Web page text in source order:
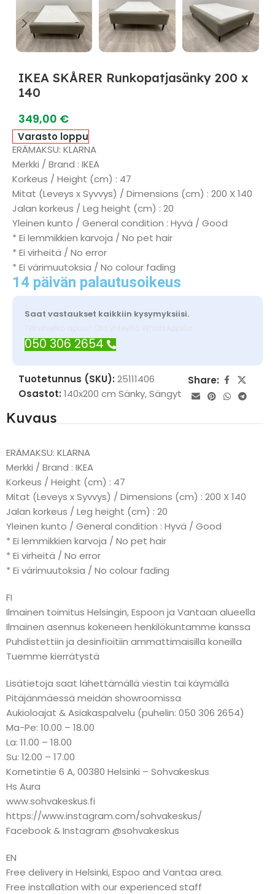
IKEA SKÅRER Runkopatjasänky 200 x
140
349,00 €
Varasto loppu
ERÄMAKSU: KLARNA
Merkki / Brand : IKEA
Korkeus / Height (cm) : 47
Mitat (Leveys x Syvvys) / Dimensions (cm) : 200 X 140
Jalan korkeus / Leg height (cm) : 20
Yleinen kunto / General condition : Hyvä / Good
* Ei lemmikkien karvoja / No pet hair
* Ei virheitä / No error
* Ei värimuutoksia / No colour fading
14 päivän palautusoikeus
Saat vastaukset kaikkiin kysymyksiisi.
Tarvitsetko apua? Ota yhteyttä WhatsAppilla
050 306 2654
Tuotetunnus (SKU): 25111406
Osastot: 140x200 cm Sänky,Sängyt
Share:
Kuvaus
ERÄMAKSU: KLARNA
Merkki / Brand : IKEA
Korkeus / Height (cm) : 47
Mitat (Leveys x Syvvys) / Dimensions (cm) : 200 X 140
Jalan korkeus / Leg height (cm) : 20
Yleinen kunto / General condition : Hyvä / Good
* Ei lemmikkien karvoja / No pet hair
* Ei virheitä / No error
* Ei värimuutoksia / No colour fading
FI
Ilmainen toimitus Helsingin, Espoon ja Vantaan alueella
Ilmainen asennus kokeneen henkilökuntamme kanssa
Puhdistettiin ja desinfioitiin ammattimaisilla koneilla
Tuemme kierrätystä
Lisätietoja saat lähettämällä viestin tai käymällä
Pitäjänmäessä meidän showroomissa
Aukioloajat & Asiakaspalvelu (puhelin: 050 306 2654)
Ma-Pe: 10.00 – 18.00
La: 11.00 – 18.00
Su: 12.00 – 17.00
Kornetintie 6 A, 00380 Helsinki – Sohvakeskus
Hs Aura
www.sohvakeskus.fi
https://www.instagram.com/sohvakeskus/
Facebook & Instagram @sohvakeskus
EN
Free delivery in Helsinki, Espoo and Vantaa area.
Free installation with our experienced staff